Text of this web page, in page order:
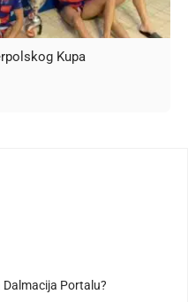
Kupa
Portalu?